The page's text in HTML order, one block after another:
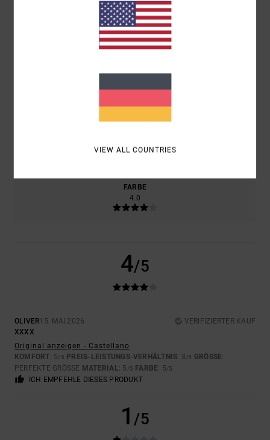
50% UNSERER KUNDEN EMPFEHLEN DIESES PRODUKT
KOMFORT
4.5
FARBE
4.0
4/5
OLIVER15. MAI 2026
VERIFIZIERTER KAUF
XXXX
Original anzeigen - Castellano
KOMFORT: 5/5 PREIS-LEISTUNGS-VERHÄLTNIS: 3/5 GRÖSSE :
PERFEKTE GRÖSSE MATERIAL: 5 /5 FARBE: 5/5
ICH EMPFEHLE DIESES PRODUKT
1 /5
VIEW ALL COUNTRIES